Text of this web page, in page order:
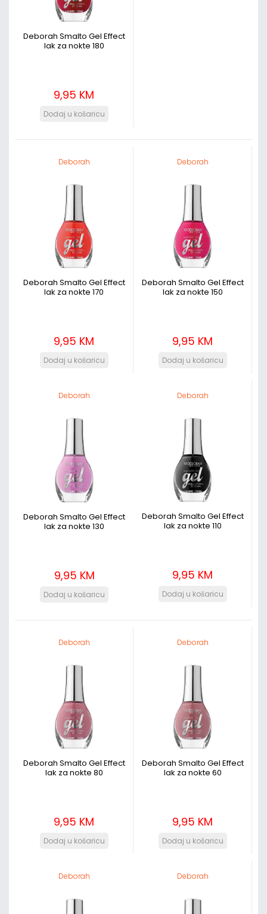
Deborah Smalto Gel Effect
lak za nokte 180
9,95 KM
Deborah
Deborah Smalto Gel Effect
lak za nokte 170
9,95 KM
Deborah
Deborah Smalto Gel Effect
lak za nokte 150
9,95 KM
Deborah
Deborah Smalto Gel Effect
lak za nokte 130
9,95 KM
Deborah
Deborah Smalto Gel Effect
lak za nokte 110
9,95 KM
Deborah
Deborah Smalto Gel Effect
lak za nokte 80
9,95 KM
Deborah
Deborah Smalto Gel Effect
lak za nokte 60
9,95 KM
Deborah Deborah